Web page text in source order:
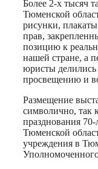
Более 2-х тысяч
Тюменской
рисунки,
прав,
позицию к
нашей стране, а
юристы
просвещению и
Размещение
символично, так
празднования
Тюменской
учреждения в